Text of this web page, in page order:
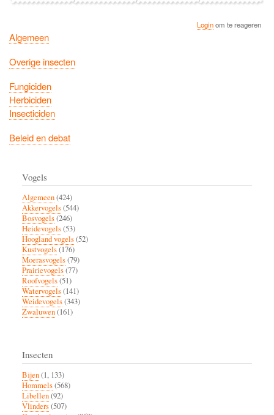
Loginom te reageren
Algemeen
Overige insecten
Fungiciden
Herbiciden
Insecticiden
Beleid en debat
Vogels
Algemeen(424)
Akkervogels(544)
Bosvogels(246)
Heidevogels(53)
Hoogland vogels(52)
Kustvogels(176)
Moerasvogels(79)
Prairievogels(77)
Roofvogels(51)
Watervogels(141)
Weidevogels(343)
Zwaluwen(161)
Insecten
Bijen(1, 133)
Hommels(568)
Libellen(92)
Vlinders(507)